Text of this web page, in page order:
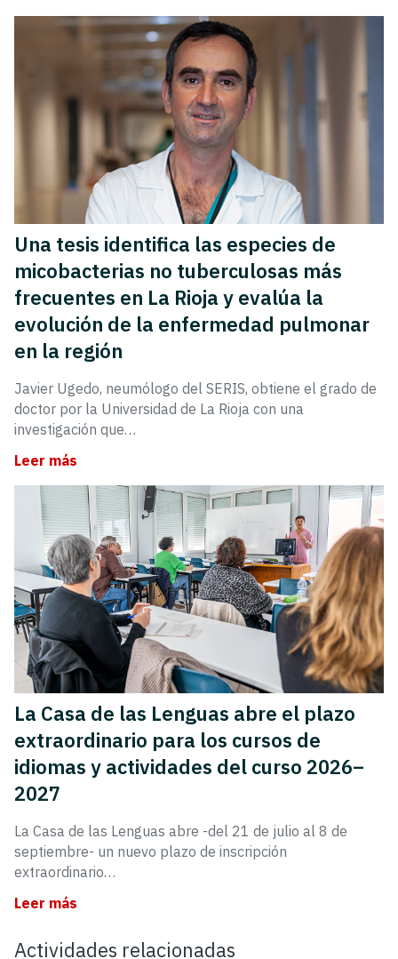
Una tesis identifica las especies de
micobacterias no tuberculosas más
frecuentes en La Rioja y evalúa la
evolución de la enfermedad pulmonar
en la región
Javier Ugedo, neumólogo del SERIS, obtiene el grado de
doctor por la Universidad de La Rioja con una
investigación que…
Leer más
La Casa de las Lenguas abre el plazo
extraordinario para los cursos de
idiomas y actividades del curso 2026–
2027
La Casa de las Lenguas abre -del 21 de julio al 8 de
septiembre- un nuevo plazo de inscripción
extraordinario…
Leer más
Actividades relacionadas